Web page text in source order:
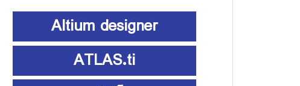
Altium designer
ATLAS.ti